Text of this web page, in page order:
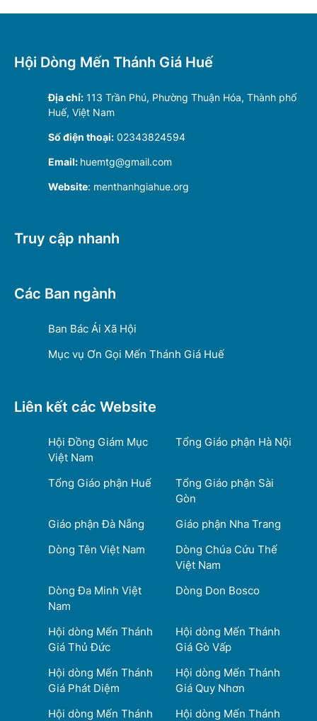
Hội Dòng Mến Thánh Giá Huế
Địa chỉ: 113 Trần Phú, Phường Thuận Hóa, Thành phố
Huế, Việt Nam
Số điện thoại: 02343824594
Email: huemtg@gmail.com
Website: menthanhgiahue.org
Truy cập nhanh
Các Ban ngành
Ban Bác Ái Xã Hội
Mục vụ Ơn Gọi Mến Thánh Giá Huế
Liên kết các Website
Hội Đồng Giám Mục
Việt Nam
Tổng Giáo phận Hà Nội
Tổng Giáo phận Huế
Tổng Giáo phận Sài
Gòn
Giáo phận Đà Nẵng
Giáo phận Nha Trang
Dòng Tên Việt Nam
Dòng Chúa Cứu Thế
Việt Nam
Dòng Đa Minh Việt
Nam
Dòng Don Bosco
Hội dòng Mến Thánh
Giá Thủ Đức
Hội dòng Mến Thánh
Giá Gò Vấp
Hội dòng Mến Thánh
Giá Phát Diệm
Hội dòng Mến Thánh
Giá Quy Nhơn
Hội dòng Mến Thánh
Hội dòng Mến Thánh